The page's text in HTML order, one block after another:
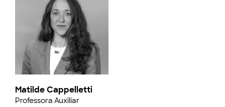
Matilde Cappelletti
Professora Auxiliar